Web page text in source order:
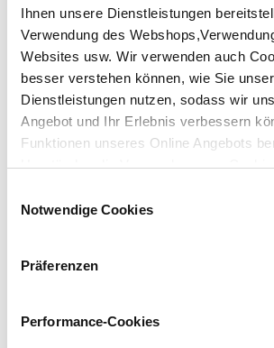
Ihnen unsere Dienstleistungen
Verwendung des
Websites usw. Wir verwenden auch
besser verstehen können, wie Sie
Dienstleistungen nutzen, sodass wir
Angebot und Ihr Erlebnis verbessern
Funktionen unseres Online Angebots
Umständen die Verwendung von
Notwendige Cookies
Präferenzen
Performance-Cookies
↘
Die Stimme
Aus dem Niederländischen von Annelie
sich nicht nur als eine Bereicherung für die
sondern auch als phänomenale Sängerin,
Auftritt nimmt Amal dort vor laufender
Dieser Akt der Befreiung bleibt nicht ohne